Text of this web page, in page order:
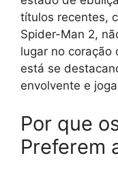
títulos recentes,
Spider-Man 2,
lugar no coração
está se
envolvente e
Por que
Preferem